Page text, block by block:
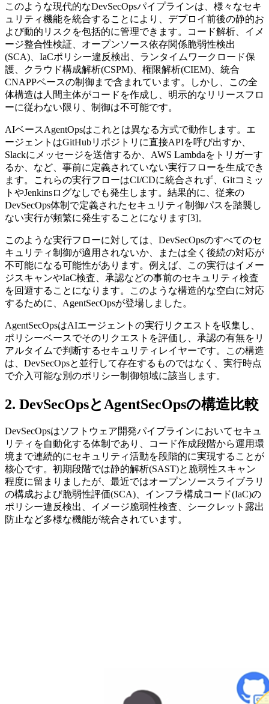
このような現代的なDevSecOpsパイプラインは、様々なセキ
ュリティ機能を統合することにより、デプロイ前後の静的お
よび動的リスクを包括的に管理できます。コード解析、イメ
ージ整合性検証、オープンソース依存関係脆弱性検出
(SCA)、IaCポリシー違反検出、ランタイムワークロード保
護、クラウド構成解析(CSPM)、権限解析(CIEM)、統合
CNAPPベースの制御まで含まれています。しかし、この全
体構造は人間主体がコードを作成し、明示的なリリースフロ
ーに従わない限り、制御は不可能です。
AIベースAgentOpsはこれとは異なる方式で動作します。エ
ージェントはGitHubリポジトリに直接APIを呼び出すか、
Slackにメッセージを送信するか、AWS Lambdaをトリガーす
るか、など、事前に定義されていない実行フローを生成でき
ます。これらの実行フローはCI/CDに統合されず、Gitコミッ
トやJenkinsログなしでも発生します。結果的に、従来の
DevSecOps体制で定義されたセキュリティ制御パスを踏襲し
ない実行が頻繁に発生することになります[3]。
このような実行フローに対しては、DevSecOpsのすべてのセ
キュリティ制御が適用されないか、または全く後続の対応が
不可能になる可能性があります。例えば、この実行はイメー
ジスキャンやIaC検査、承認などの事前のセキュリティ検査
を回避することになります。このような構造的な空白に対応
するために、AgentSecOpsが登場しました。
AgentSecOpsはAIエージェントの実行リクエストを収集し、
ポリシーベースでそのリクエストを評価し、承認の有無をリ
アルタイムで判断するセキュリティレイヤーです。この構造
は、DevSecOpsと並行して存在するものではなく、実行時点
で介入可能な別のポリシー制御領域に該当します。
2. DevSecOpsとAgentSecOpsの構造比較
DevSecOpsはソフトウェア開発パイプラインにおいてセキュ
リティを自動化する体制であり、コード作成段階から運用環
境まで連続的にセキュリティ活動を段階的に実現することが
核心です。初期段階では静的解析(SAST)と脆弱性スキャン
程度に留まりましたが、最近ではオープンソースライブラリ
の構成および脆弱性評価(SCA)、インフラ構成コード(IaC)の
ポリシー違反検出、イメージ脆弱性検査、シークレット露出
防止など多様な機能が統合されています。